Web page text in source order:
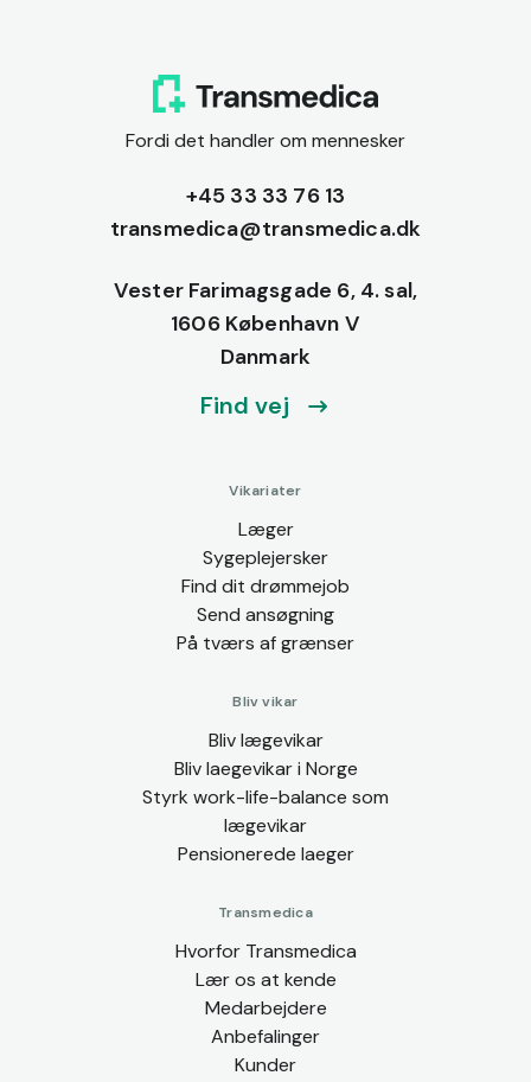
Fordi det handler om mennesker
+45 33 33 76 13
transmedica@transmedica.dk
Vester Farimagsgade 6, 4. sal,
1606 København V
Danmark
Find vej
Vikariater
Læger
Sygeplejersker
Find dit drømmejob
Send ansøgning
På tværs af grænser
Bliv vikar
Bliv lægevikar
Bliv laegevikar i Norge
Styrk work-life-balance som
lægevikar
Pensionerede laeger
Transmedica
Hvorfor Transmedica
Lær os at kende
Medarbejdere
Anbefalinger
Kunder